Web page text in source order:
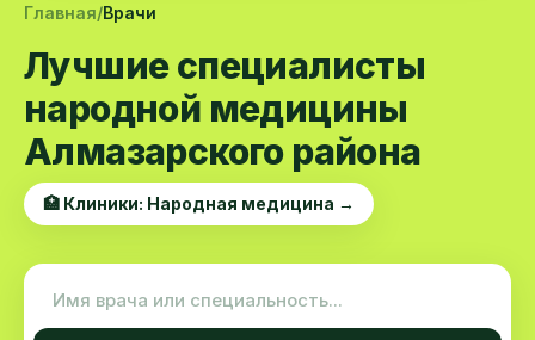
Главная/Врачи
Лучшие специалисты
народной медицины
Алмазарского района
🏥 Клиники: Народная медицина →